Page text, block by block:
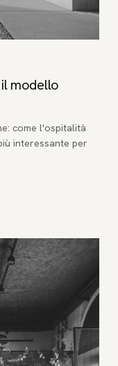
modello
come l'ospitalità
interessante per